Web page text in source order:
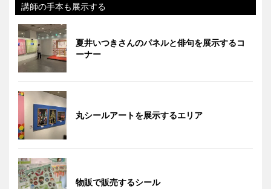
講師の手本も展示する
夏井いつきさんのパネルと俳句を展示するコ
ーナー
丸シールアートを展示するエリア
物販で販売するシール